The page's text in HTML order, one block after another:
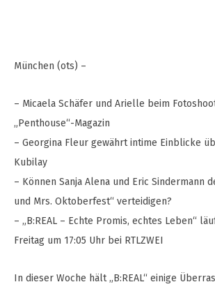
München (ots) –
– Micaela Schäfer und Arielle beim
„Penthouse“-Magazin
– Georgina Fleur gewährt intime Einblicke
Kubilay
– Können Sanja Alena und Eric Sindermann
und Mrs. Oktoberfest“ verteidigen?
– „B:REAL – Echte Promis, echtes Leben“
Freitag um 17:05 Uhr bei RTLZWEI
In dieser Woche hält „B:REAL“ einige